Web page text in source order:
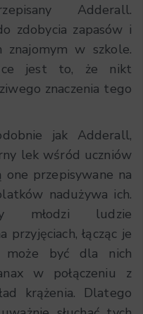
Adderall.
zdobycia zapasów i
znajomym w szkole.
jest to, że nikt
znaczenia tego
jak Adderall,
lek wśród uczniów
one przepisywane na
nadużywa ich.
młodzi ludzie
łącząc je
być dla nich
w połączeniu z
krążenia. Dlatego